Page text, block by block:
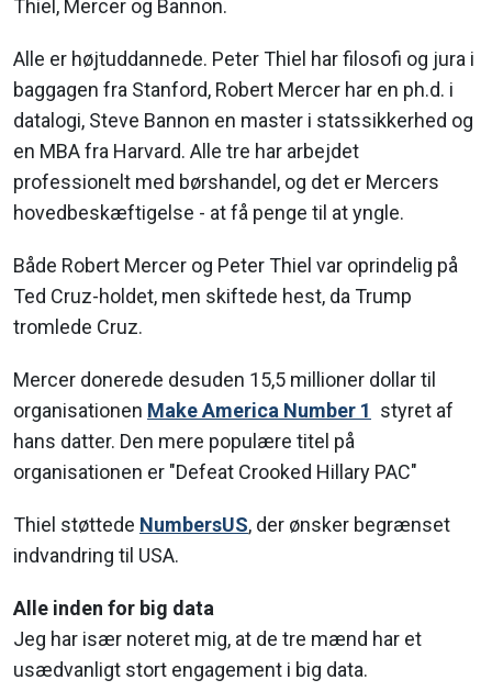
Thiel, Mercer og Bannon.
Alle er højtuddannede. Peter Thiel har filosofi og jura i
baggagen fra Stanford, Robert Mercer har en ph.d. i
datalogi, Steve Bannon en master i statssikkerhed og
en MBA fra Harvard. Alle tre har arbejdet
professionelt med børshandel, og det er Mercers
hovedbeskæftigelse - at få penge til at yngle.
Både Robert Mercer og Peter Thiel var oprindelig på
Ted Cruz-holdet, men skiftede hest, da Trump
tromlede Cruz.
Mercer donerede desuden 15,5 millioner dollar til
organisationen Make America Number 1 styret af
hans datter. Den mere populære titel på
organisationen er "Defeat Crooked Hillary PAC"
Thiel støttede NumbersUS, der ønsker begrænset
indvandring til USA.
Alle inden for big data
Jeg har især noteret mig, at de tre mænd har et
usædvanligt stort engagement i big data.